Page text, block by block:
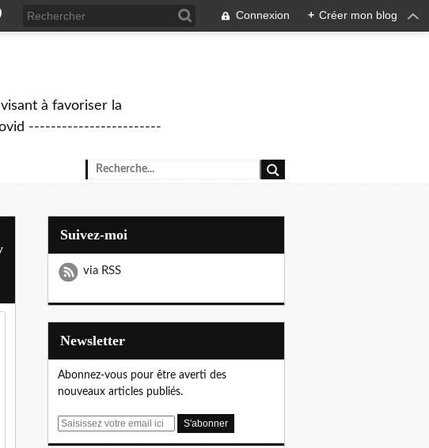
Connexion + Créer mon blog
à favoriser la
------------------------
Suivez-moi
via RSS
Newsletter
Abonnez-vous pour être averti des
nouveaux articles publiés.
E